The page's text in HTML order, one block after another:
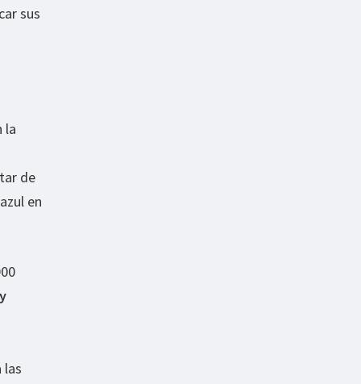
sus
la
de
en
las